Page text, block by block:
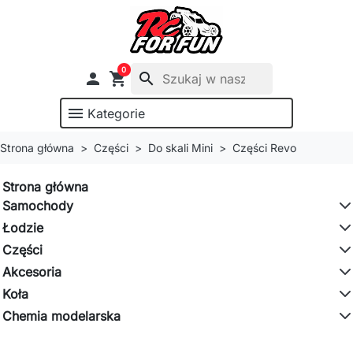
 shopping_cart
0
search
menu Kategorie
Strona główna Części Do skali Mini Części Revo
Strona główna
Samochody
Łodzie
Części
Akcesoria
Koła
Chemia modelarska